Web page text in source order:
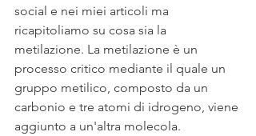
social e nei miei articoli ma
ricapitoliamo su cosa sia la
metilazione. La metilazione è un
processo critico mediante il quale un
gruppo metilico, composto da un
carbonio e tre atomi di idrogeno, viene
aggiunto a un'altra molecola.